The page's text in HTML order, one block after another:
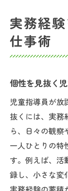
実務経
仕事術
個性を見抜く
児童指導員が
抜くには、実務
ら、日々の観察
一人ひとりの特
す。例えば、活
録し、小さな変